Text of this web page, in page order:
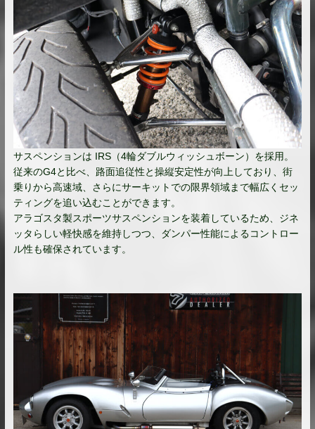
サスペンションは IRS（4輪ダブルウィッシュボーン）を採用。
従来のG4と比べ、路面追従性と操縦安定性が向上しており、街
乗りから高速域、さらにサーキットでの限界領域まで幅広くセッ
ティングを追い込むことができます。
アラゴスタ製スポーツサスペンションを装着しているため、ジネ
ッタらしい軽快感を維持しつつ、ダンパー性能によるコントロー
ル性も確保されています。